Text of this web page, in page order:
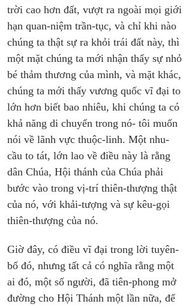
trời cao hơn đất, vượt ra ngoài mọi giới
hạn quan-niệm trần-tục, và chỉ khi nào
chúng ta thật sự ra khỏi trái đất này, thì
một mặt chúng ta mới nhận thấy sự nhỏ
bé thảm thương của mình, và mặt khác,
chúng ta mới thấy vương quốc vĩ đại to
lớn hơn biết bao nhiêu, khi chúng ta có
khả năng di chuyển trong nó- tôi muốn
nói về lãnh vực thuộc-linh. Một nhu-
cầu to tát, lớn lao về điều này là rằng
dân Chúa, Hội thánh của Chúa phải
bước vào trong vị-trí thiên-thượng thật
của nó, với khải-tượng và sự kêu-gọi
thiên-thượng của nó.
Giờ đây, có điều vĩ đại trong lời tuyên-
bố đó, nhưng tất cả có nghĩa rằng một
ai đó, một số người, đã tiên-phong mở
đường cho Hội Thánh một lần nữa, để